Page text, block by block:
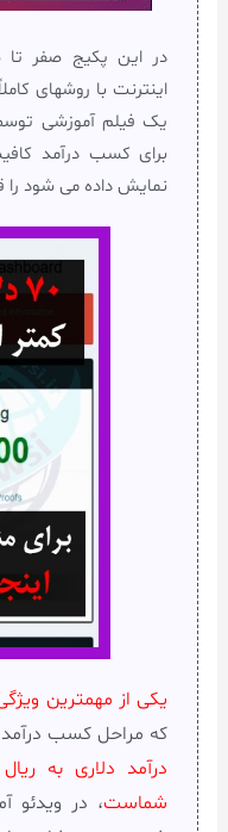
در این پکیج صفر تا
اینترنت با روشهای
یک فیلم آموزشی
برای کسب درآمد
نمایش داده می شود را
یکی از مهمترین
که مراحل کسب درآمد
درآمد دلاری به
شماست، در ویدئو